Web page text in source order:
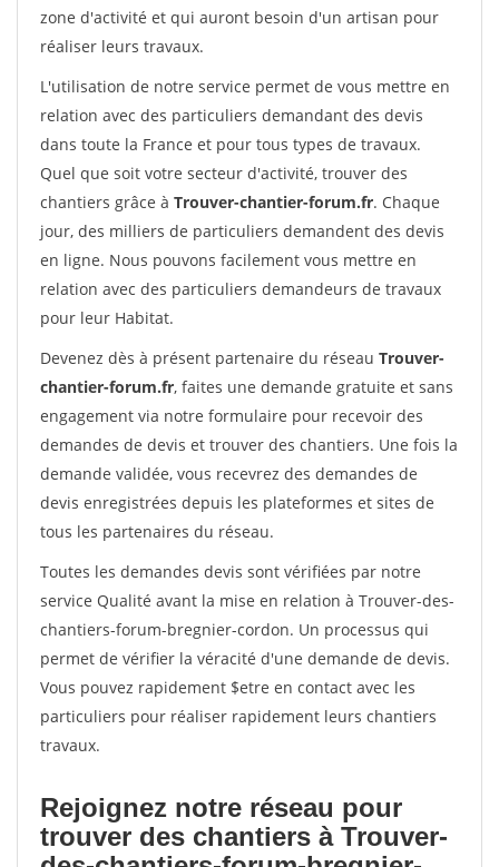
zone d'activité et qui auront besoin d'un artisan pour
réaliser leurs travaux.
L'utilisation de notre service permet de vous mettre en
relation avec des particuliers demandant des devis
dans toute la France et pour tous types de travaux.
Quel que soit votre secteur d'activité, trouver des
chantiers grâce à Trouver-chantier-forum.fr. Chaque
jour, des milliers de particuliers demandent des devis
en ligne. Nous pouvons facilement vous mettre en
relation avec des particuliers demandeurs de travaux
pour leur Habitat.
Devenez dès à présent partenaire du réseau Trouver-
chantier-forum.fr, faites une demande gratuite et sans
engagement via notre formulaire pour recevoir des
demandes de devis et trouver des chantiers. Une fois la
demande validée, vous recevrez des demandes de
devis enregistrées depuis les plateformes et sites de
tous les partenaires du réseau.
Toutes les demandes devis sont vérifiées par notre
service Qualité avant la mise en relation à Trouver-des-
chantiers-forum-bregnier-cordon. Un processus qui
permet de vérifier la véracité d'une demande de devis.
Vous pouvez rapidement $etre en contact avec les
particuliers pour réaliser rapidement leurs chantiers
travaux.
Rejoignez notre réseau pour
trouver des chantiers à Trouver-